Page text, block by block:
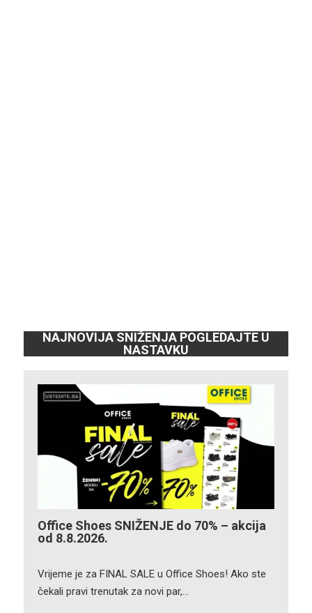
NAJNOVIJA SNIŽENJA POGLEDAJTE U
NASTAVKU
Office Shoes SNIŽENJE do 70% – akcija
od 8.8.2026.
Vrijeme je za FINAL SALE u Office Shoes! Ako ste
čekali pravi trenutak za novi par,…